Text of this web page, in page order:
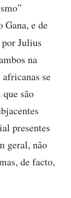
Gana, e de
Julius
na
se
são
presentes
geral, não
de facto,